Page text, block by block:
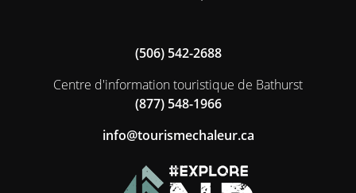
(506) 542-2688
Centre d'information touristique de Bathurst
(877) 548-1966
ac.ruelahcemsiruot@ofni